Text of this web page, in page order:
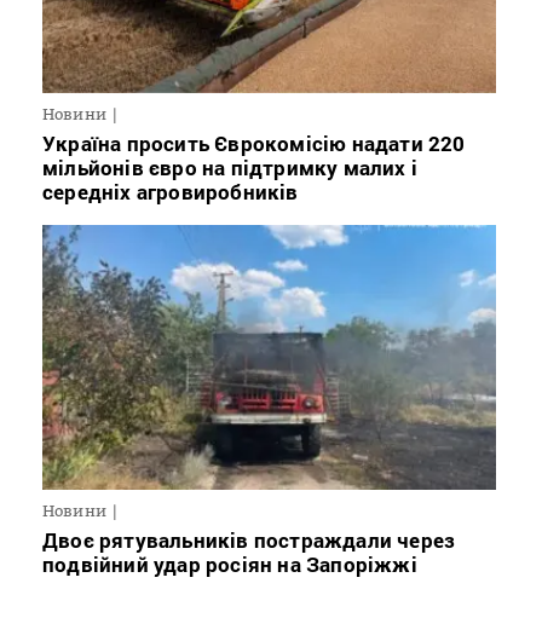
Новини
Україна просить Єврокомісію надати 220
мільйонів євро на підтримку малих і
середніх агровиробників
Новини
Двоє рятувальників постраждали через
подвійний удар росіян на Запоріжжі